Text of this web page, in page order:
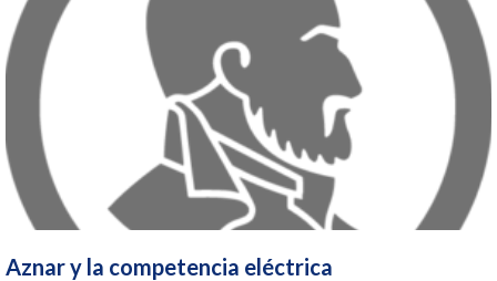
Aznar y la competencia eléctrica